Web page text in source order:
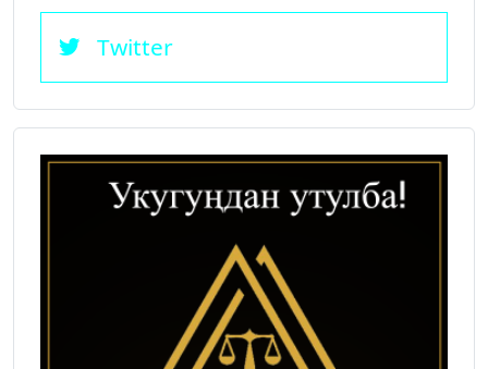
Twitter